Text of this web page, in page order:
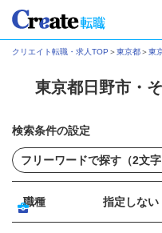
クリエイト転職・求人TOP ＞東京都＞東
東京都日野市・
検索条件の設定
職種 指定しない